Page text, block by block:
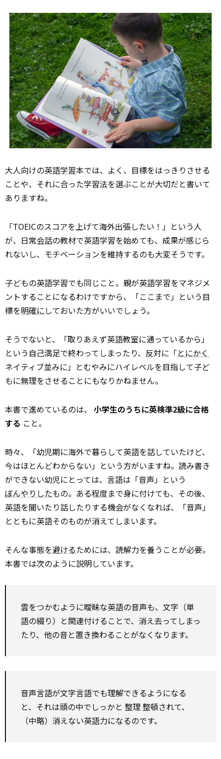
大人向けの英語学習本では、よく、目標をはっきりさせる
ことや、それに合った学習法を選ぶことが大切だと書いて
ありますね。
「TOEICのスコアを上げて海外出張したい！」という人
が、日常会話の教材で英語学習を始めても、成果が感じら
れないし、モチベーションを維持するのも大変そうです。
子どもの英語学習でも同じこと。親が英語学習をマネジメ
ントすることになるわけですから、「ここまで」という目
標を明確にしておいた方がいいでしょう。
そうでないと、「取りあえず英語教室に通っているから」
という自己満足で終わってしまったり、反対に「とにかく
ネイティブ並みに」とむやみにハイレベルを目指して子ど
もに無理をさせることにもなりかねません。
本書で進めているのは、 小学生のうちに英検準2級に合格
する こと。
時々、「幼児期に海外で暮らして英語を話していたけど、
今はほとんどわからない」という方がいますね。読み書き
ができない幼児にとっては、言語は「音声」という
ぼんやりしたもの。ある程度まで身に付けても、その後、
英語を聞いたり話したりする機会がなくなれば、「音声」
とともに英語そのものが消えてしまいます。
そんな事態を避けるためには、読解力を養うことが必要。
本書では次のように説明しています。
雲をつかむように曖昧な英語の音声も、文字（単
語の綴り）と関連付けることで、消え去ってしまっ
たり、他の音と置き換わることがなくなります。
音声言語が文字言語でも理解できるようになる
と、それは頭の中でしっかと 整理整頓されて、
（中略）消えない英語力になるのです。